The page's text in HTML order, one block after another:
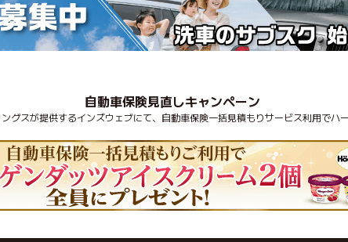
自動車保険見直しキャンペーン
グスが提供するインズウェブにて、自動車保険一括見積もりサービス利用でハ